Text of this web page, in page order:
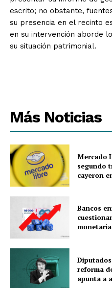
escrito; no obstante,
su presencia en el recinto
en su intervención aborde
su situación patrimonial.
Más Noticias
Mercado
segundo
cayeron
Bancos
monetaria
reforma
apunta a